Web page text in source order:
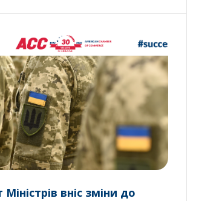
Міністрів вніс зміни до